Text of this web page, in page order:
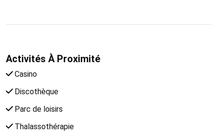
Activités À Proximité
Casino
Discothèque
Parc de loisirs
Thalassothérapie